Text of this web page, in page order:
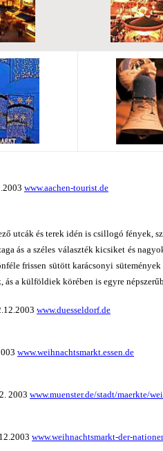
www.aachen-tourist.de
utcák és terek idén is csillogó fények,
ás a széles választék kicsiket és
frissen sütött karácsonyi
a külföldiek körében is egyre
www.duesseldorf.de
www.weihnachtsmarkt.essen.de
2003 www.muenster.de/stadt/maerkte/
www.weihnachtsmarkt-der-